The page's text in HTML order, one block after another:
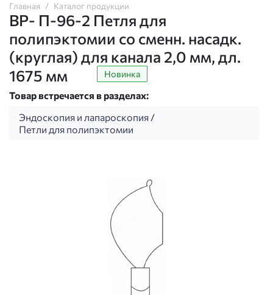
Главная Каталог продукции
ВР- П-96-2 Петля для
полипэктомии со сменн. насадк.
(круглая) для канала 2,0 мм, дл.
1675 мм
Новинка
Товар встречается в разделах:
Эндоскопия и лапароскопия /
Петли для полипэктомии